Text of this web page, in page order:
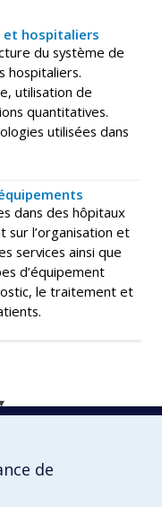
et hospitaliers
du système de
hospitaliers.
utilisation de
quantitatives.
utilisées dans
dans des hôpitaux
sur l’organisation et
services ainsi que
d’équipement
le traitement et
de